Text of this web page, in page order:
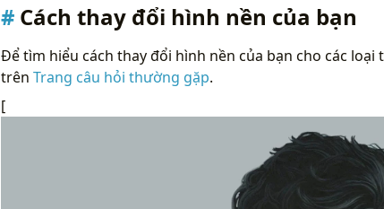
Cách thay đổi hình nền của bạn
Để tìm hiểu cách thay đổi hình nền của bạn cho các
trên Trang câu hỏi thường gặp.
[